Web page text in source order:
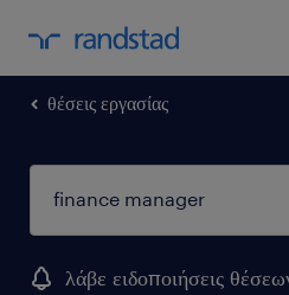
θέσεις εργασίας
λάβε ειδοποιήσεις